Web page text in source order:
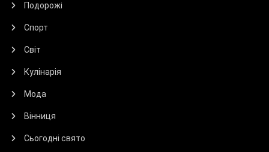
Подорожі
Спорт
Світ
Кулінарія
Мода
Вінниця
Сьогодні свято